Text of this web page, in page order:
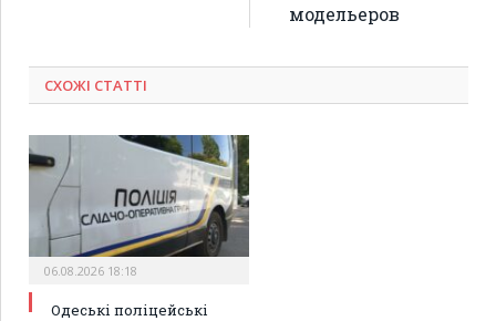
модельеров
СХОЖІ СТАТТІ
06.08.2026 18:18
Одеські поліцейські